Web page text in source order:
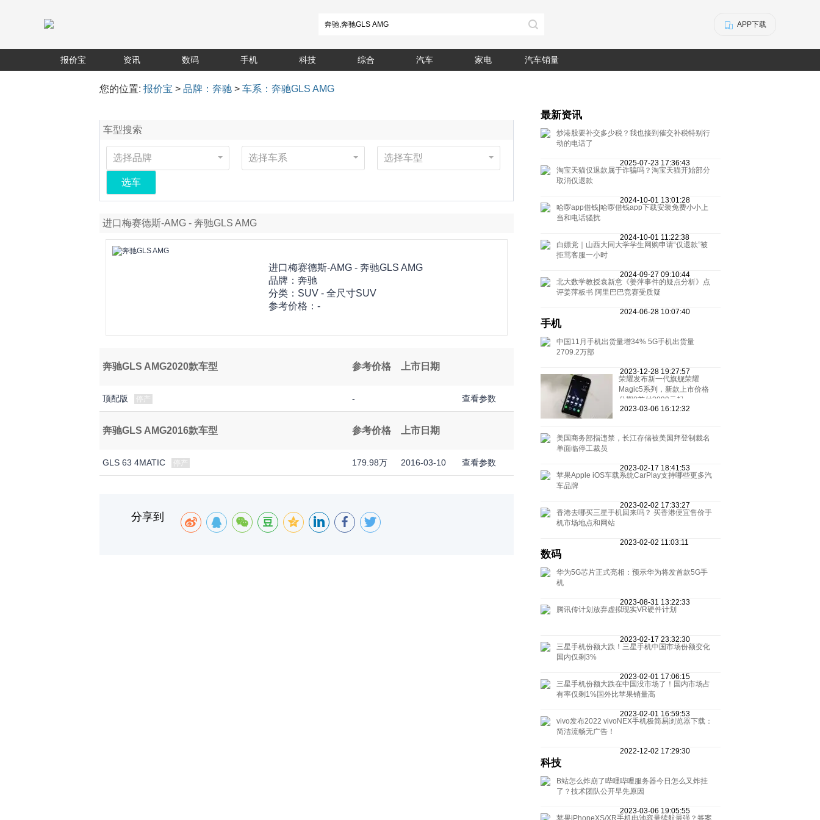
APP下载
报价宝 资讯 数码 手机 科技 综合 汽车 家电 汽车销量
您的位置:报价宝 >品牌：奔驰 >车系：奔驰GLS AMG
车型搜索
选择品牌 选择车系 选择车型
选车
进口梅赛德斯-AMG - 奔驰GLS AMG
进口梅赛德斯-AMG - 奔驰GLS AMG
品牌： 奔驰
分类：SUV - 全尺寸SUV
参考价格：-
奔驰GLS AMG2020款车型 参考价格 上市日期
顶配版 停产 - 查看参数
奔驰GLS AMG2016款车型 参考价格 上市日期
GLS 63 4MATIC 停产 179.98万 2016-03-10 查看参数
分享到
最新资讯
炒港股要补交多少税？我也接到催交补税特别行
动的电话了
2025-07-23 17:36:43
淘宝天猫仅退款属于诈骗吗？淘宝天猫开始部分
取消仅退款
2024-10-01 13:01:28
哈啰app借钱|哈啰借钱app下载安装免费小小上
当和电话骚扰
2024-10-01 11:22:38
白嫖党｜山西大同大学学生网购申请“仅退款”被
拒骂客服一小时
2024-09-27 09:10:44
北大数学教授袁新意《姜萍事件的疑点分析》点
评姜萍板书 阿里巴巴竞赛受质疑
2024-06-28 10:07:40
手机
中国11月手机出货量增34% 5G手机出货量
2709.2万部
2023-12-28 19:27:57
荣耀发布新一代旗舰荣耀
Magic5系列，新款上市价格
分期0首付3999元起
2023-03-06 16:12:32
美国商务部指违禁，长江存储被美国拜登制裁名
单面临停工裁员
2023-02-17 18:41:53
苹果Apple iOS车载系统CarPlay支持哪些更多汽
车品牌
2023-02-02 17:33:27
香港去哪买三星手机回来吗？ 买香港便宜售价手
机市场地点和网站
2023-02-02 11:03:11
数码
华为5G芯片正式亮相：预示华为将发首款5G手
机
2023-08-31 13:22:33
腾讯传计划放弃虚拟现实VR硬件计划
2023-02-17 23:32:30
三星手机份额大跌！三星手机中国市场份额变化
国内仅剩3%
2023-02-01 17:06:15
三星手机份额大跌在中国没市场了！国内市场占
有率仅剩1%国外比苹果销量高
2023-02-01 16:59:53
vivo发布2022 vivoNEX手机极简易浏览器下载：
简洁流畅无广告！
2022-12-02 17:29:30
科技
B站怎么炸崩了哔哩哔哩服务器今日怎么又炸挂
了？技术团队公开早先原因
2023-03-06 19:05:55
苹果iPhoneXS/XR手机电池容量续航最强？答案